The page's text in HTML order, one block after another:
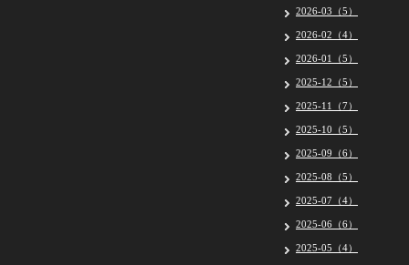
2026-03（5）
2026-02（4）
2026-01（5）
2025-12（5）
2025-11（7）
2025-10（5）
2025-09（6）
2025-08（5）
2025-07（4）
2025-06（6）
2025-05（4）